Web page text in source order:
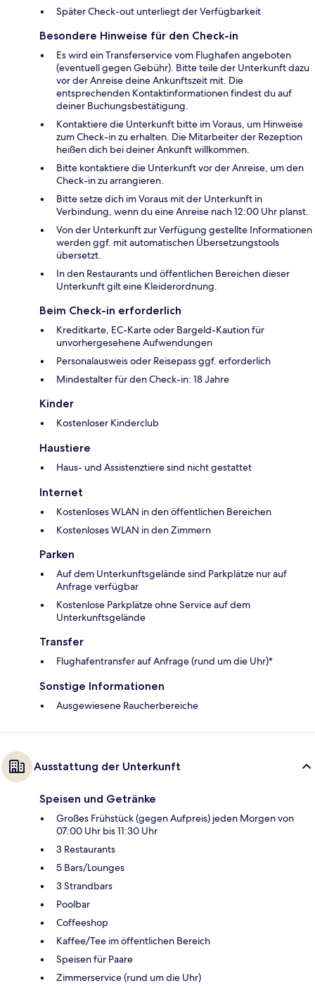
Später Check-out unterliegt der Verfügbarkeit
Besondere Hinweise für den Check-in
Es wird ein Transferservice vom Flughafen angeboten
(eventuell gegen Gebühr). Bitte teile der Unterkunft dazu
vor der Anreise deine Ankunftszeit mit. Die
entsprechenden Kontaktinformationen findest du auf
deiner Buchungsbestätigung.
Kontaktiere die Unterkunft bitte im Voraus, um Hinweise
zum Check-in zu erhalten. Die Mitarbeiter der Rezeption
heißen dich bei deiner Ankunft willkommen.
Bitte kontaktiere die Unterkunft vor der Anreise, um den
Check-in zu arrangieren.
Bitte setze dich im Voraus mit der Unterkunft in
Verbindung, wenn du eine Anreise nach 12:00 Uhr planst.
Von der Unterkunft zur Verfügung gestellte Informationen
werden ggf. mit automatischen Übersetzungstools
übersetzt.
In den Restaurants und öffentlichen Bereichen dieser
Unterkunft gilt eine Kleiderordnung.
Beim Check-in erforderlich
Kreditkarte, EC-Karte oder Bargeld-Kaution für
unvorhergesehene Aufwendungen
Personalausweis oder Reisepass ggf. erforderlich
Mindestalter für den Check-in: 18 Jahre
Kinder
Kostenloser Kinderclub
Haustiere
Haus- und Assistenztiere sind nicht gestattet
Internet
Kostenloses WLAN in den öffentlichen Bereichen
Kostenloses WLAN in den Zimmern
Parken
Auf dem Unterkunftsgelände sind Parkplätze nur auf
Anfrage verfügbar
Kostenlose Parkplätze ohne Service auf dem
Unterkunftsgelände
Transfer
Flughafentransfer auf Anfrage (rund um die Uhr)*
Sonstige Informationen
Ausgewiesene Raucherbereiche
Ausstattung der Unterkunft
Speisen und Getränke
Großes Frühstück (gegen Aufpreis) jeden Morgen von
07:00 Uhr bis 11:30 Uhr
3 Restaurants
5 Bars/Lounges
3 Strandbars
Poolbar
Coffeeshop
Kaffee/Tee im öffentlichen Bereich
Speisen für Paare
Zimmerservice (rund um die Uhr)